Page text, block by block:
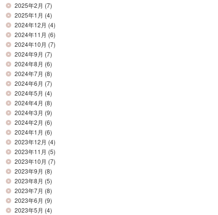
2025年2月 (7)
2025年1月 (4)
2024年12月 (4)
2024年11月 (6)
2024年10月 (7)
2024年9月 (7)
2024年8月 (6)
2024年7月 (8)
2024年6月 (7)
2024年5月 (4)
2024年4月 (8)
2024年3月 (9)
2024年2月 (6)
2024年1月 (6)
2023年12月 (4)
2023年11月 (5)
2023年10月 (7)
2023年9月 (8)
2023年8月 (5)
2023年7月 (8)
2023年6月 (9)
2023年5月 (4)